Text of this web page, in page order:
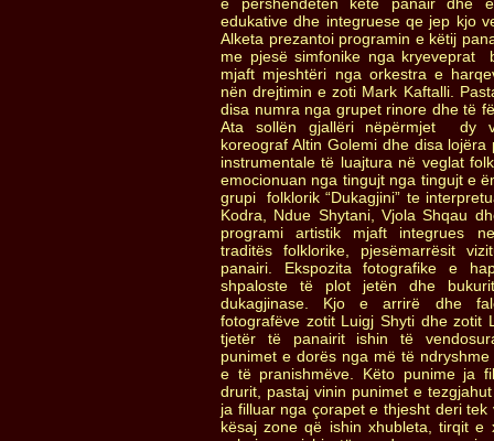
edukative dhe integruese qe jep kjo
Alketa prezantoi programin e këtij
me pjesë simfonike nga kryeveprat
mjaft mjeshtëri nga orkestra e
nën drejtimin e zoti Mark Kaftalli.
disa numra nga grupet rinore dhe të
Ata sollën gjallëri nëpërmjet dy
koreograf Altin Golemi dhe disa
instrumentale të luajtura në veglat
emocionuan nga tingujt nga tingujt e
grupi folklorik “Dukagjini” te
Kodra, Ndue Shytani, Vjola Shqau
programi artistik mjaft integrues
traditës folklorike, pjesëmarrësit
panairi. Ekspozita fotografike e
shpaloste të plot jetën dhe
dukagjinase. Kjo e arrirë dhe
fotografëve zotit Luigj Shyti dhe zotit
tjetër të panairit ishin të
punimet e dorës nga më të
e të pranishmëve. Këto punime ja
drurit, pastaj vinin punimet e
ja filluar nga çorapet e thjesht deri tek
kësaj zone që ishin xhubleta, tirqit e